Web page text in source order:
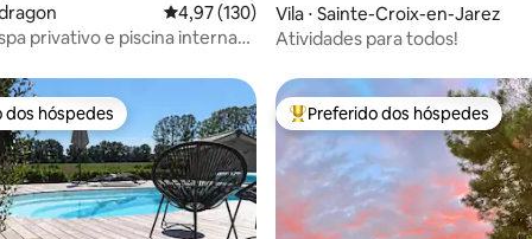
de 5, 115 avaliações4,97 de uma avaliação média de 5, 130
4,97 (130)
privativo e piscina interna
Vila ⋅ Sainte-Croix-en-Jarez
Atividades para todos!
dos hóspedes
dos hóspedes Entre os melhores preferidos
Preferido dos hóspedes